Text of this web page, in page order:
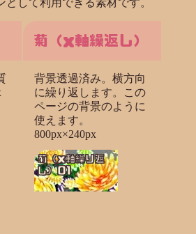
して利用できる素材です。
菊（x軸繰返し）
背景透過済み。横方向
に繰り返します。この
ページの背景のように
使えます。
800px×240px
菊（x軸繰り返
し）01